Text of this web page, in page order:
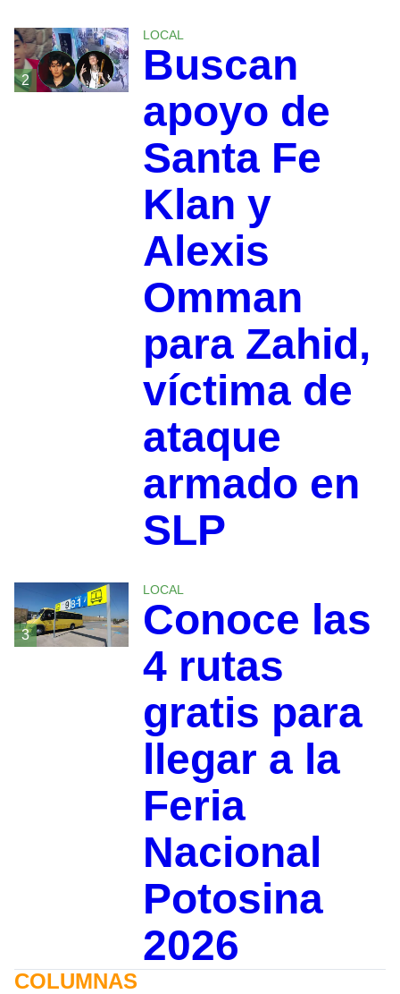
2
LOCAL
Buscan
apoyo de
Santa Fe
Klan y
Alexis
Omman
para Zahid,
víctima de
ataque
armado en
SLP
3
LOCAL
Conoce las
4 rutas
gratis para
llegar a la
Feria
Nacional
Potosina
2026
COLUMNAS